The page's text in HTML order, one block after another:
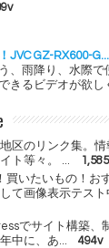
JVC GZ-RX600-G...
、雨降り、水際で
きるビデオが欲し
区のリンク集。情
ト等々。 ...
いたいもの！お
て画像表示テスト
でサイト構築、
中に、あ... 494v